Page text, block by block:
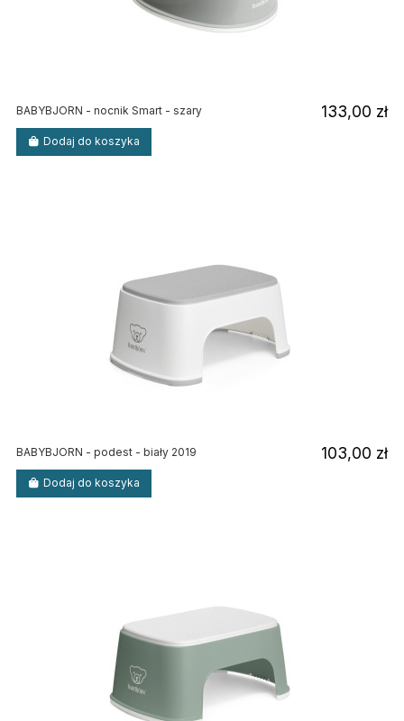
BABYBJORN - nocnik Smart - szary 133,00 zł
Dodaj do koszyka
BABYBJORN - podest - biały 2019 103,00 zł
Dodaj do koszyka